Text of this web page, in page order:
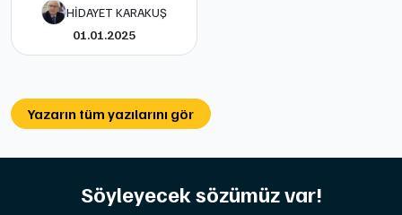
HİDAYET KARAKUŞ
01.01.2025
Yazarın tüm yazılarını gör
Söyleyecek sözümüz var!